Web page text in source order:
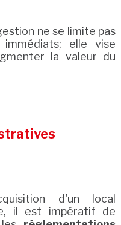
ne se limite pas
elle vise
la valeur du
d'un local
il est impératif de